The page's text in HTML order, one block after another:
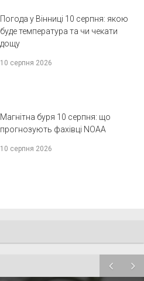
Погода у Вінниці 10 серпня: якою
буде температура та чи чекати
дощу
10 серпня 2026
Магнітна буря 10 серпня: що
прогнозують фахівці NOAA
10 серпня 2026